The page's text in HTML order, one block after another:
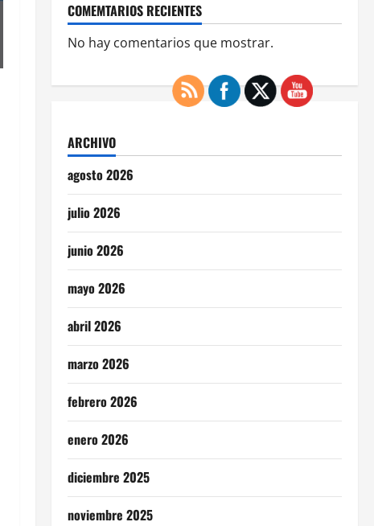
COMEMTARIOS RECIENTES
No hay comentarios que mostrar.
ARCHIVO
agosto 2026
julio 2026
junio 2026
mayo 2026
abril 2026
marzo 2026
febrero 2026
enero 2026
diciembre 2025
noviembre 2025